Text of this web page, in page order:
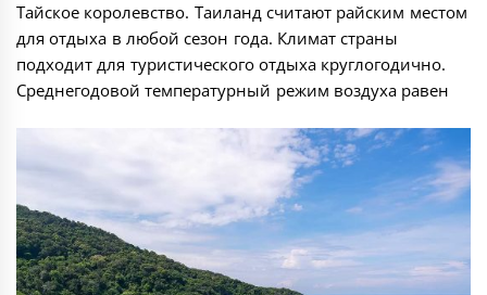
Тайское королевство. Таиланд считают райским местом
для отдыха в любой сезон года. Климат страны
подходит для туристического отдыха круглогодично.
Среднегодовой температурный режим воздуха равен